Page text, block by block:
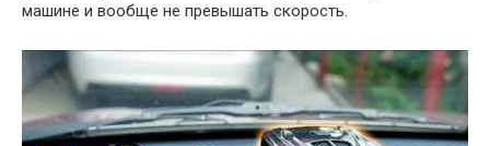
машине и вообще не превышать скорость.